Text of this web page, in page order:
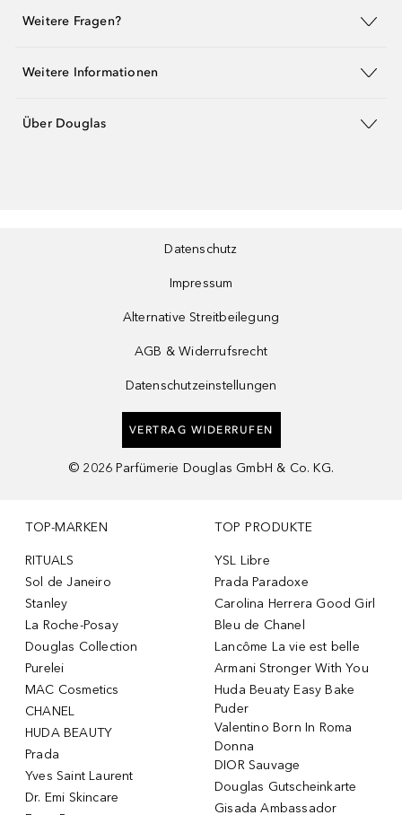
Weitere Fragen?
Weitere Informationen
Über Douglas
Datenschutz
Impressum
Alternative Streitbeilegung
AGB & Widerrufsrecht
Datenschutzeinstellungen
VERTRAG WIDERRUFEN
© 2026 Parfümerie Douglas GmbH & Co. KG.
TOP-MARKEN
RITUALS
Sol de Janeiro
Stanley
La Roche-Posay
Douglas Collection
Purelei
MAC Cosmetics
CHANEL
HUDA BEAUTY
Prada
Yves Saint Laurent
Dr. Emi Skincare
TOP PRODUKTE
YSL Libre
Prada Paradoxe
Carolina Herrera Good Girl
Bleu de Chanel
Lancôme La vie est belle
Armani Stronger With You
Huda Beuaty Easy Bake
Puder
Valentino Born In Roma
Donna
DIOR Sauvage
Douglas Gutscheinkarte
Gisada Ambassador